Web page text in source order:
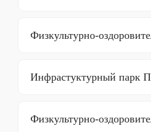
Физкультурно-
Инфрастуктурный парк
Физкультурно-